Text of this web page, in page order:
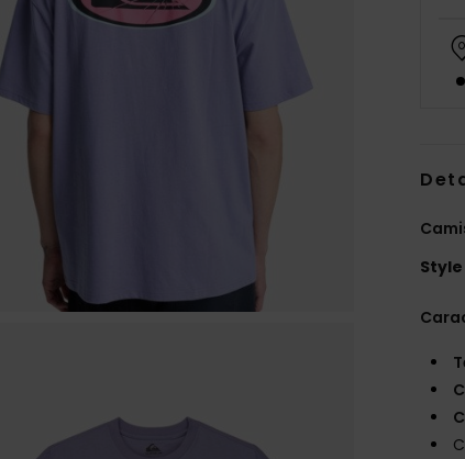
Style